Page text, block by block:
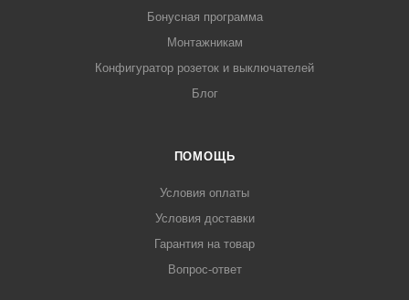
Бонусная программа
Монтажникам
Конфигуратор розеток и выключателей
Блог
ПОМОЩЬ
Условия оплаты
Условия доставки
Гарантия на товар
Вопрос-ответ